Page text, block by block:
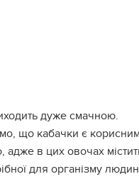
дуже смачною.
що кабачки є
адже в цих овочах
для організму